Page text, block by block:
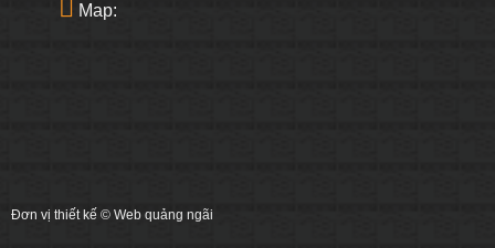
Map:
Đơn vị thiết kế © Web quảng ngãi